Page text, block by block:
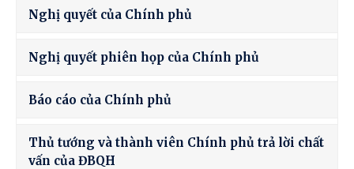
Nghị quyết của Chính phủ
Nghị quyết phiên họp của Chính phủ
Báo cáo của Chính phủ
Thủ tướng và thành viên Chính phủ trả lời chất
vấn của ĐBQH